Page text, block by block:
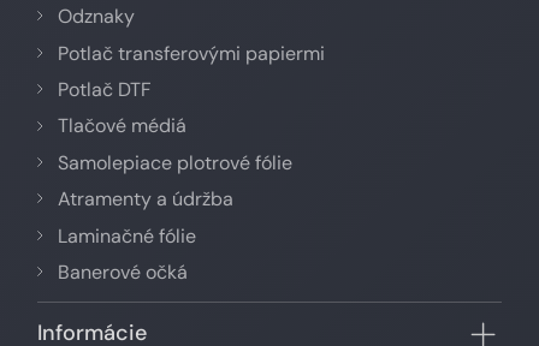
Odznaky
Potlač transferovými papiermi
Potlač DTF
Tlačové médiá
Samolepiace plotrové fólie
Atramenty a údržba
Laminačné fólie
Banerové očká
Informácie